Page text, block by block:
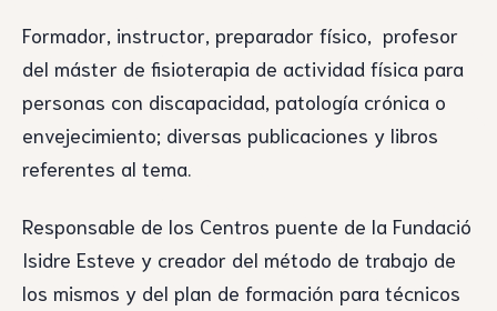
Formador, instructor, preparador físico, profesor
del máster de fisioterapia de actividad física para
personas con discapacidad, patología crónica o
envejecimiento; diversas publicaciones y libros
referentes al tema.
Responsable de los Centros puente de la Fundació
Isidre Esteve y creador del método de trabajo de
los mismos y del plan de formación para técnicos